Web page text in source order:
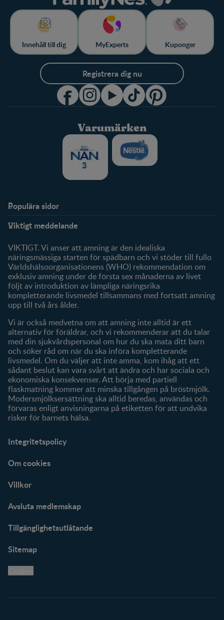
Innehåll till dig MyExperts Kuponger
Registrera dig nu
Varumärken
Populära sidor
FAQ
Om oss
Fråga våra experter
Klubbförmåner
Mitt konto
Produkter
Våra varumärken
Viktigt meddelande
VIKTIGT. Vi anser att amning är den idealiska
näringsmässiga starten för spädbarn och vi stöder till fullo
Världshälsoorganisationens (WHO) rekommendation om
exklusiv amning under de första sex månaderna av livet
följt av introduktion av lämpliga näringsrika
kompletterande livsmedel tillsammans med fortsatt amning
upp till två års ålder.
Vi är också medvetna om att amning inte alltid är ett
alternativ för föräldrar, och vi rekommenderar att du talar
med din sjukvårdspersonal om hur du ska mata ditt barn
och söker råd om när du ska införa kompletterande
livsmedel. Om du väljer att inte amma, kom ihåg att ett
sådant beslut kan vara svårt att ändra och har sociala och
ekonomiska konsekvenser. Att börja med partiell
flaskmatning kommer att minska tillgången på bröstmjölk.
Modersmjölksersättning ska alltid beredas, användas och
förvaras enligt anvisningarna på etiketten för att undvika
risker för barnets hälsa.
Integritetspolicy
Om cookies
Villkor
Avsluta medlemskap
Tillgänglighetsutlåtande
Sitemap